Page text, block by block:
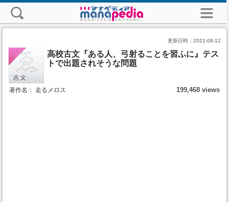
更新日時： 2021-08-12
高校古文『ある人、弓射ることを習ふに』テス
トで出題されそうな問題
著作名： 走るメロス 199,468 views